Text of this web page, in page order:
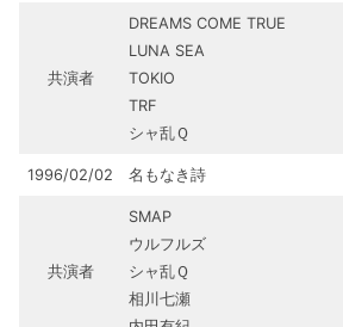
共演者
DREAMS COME TRUE
LUNA SEA
TOKIO
TRF
シャ乱Ｑ
1996/02/02 名もなき詩
共演者
SMAP
ウルフルズ
シャ乱Ｑ
相川七瀬